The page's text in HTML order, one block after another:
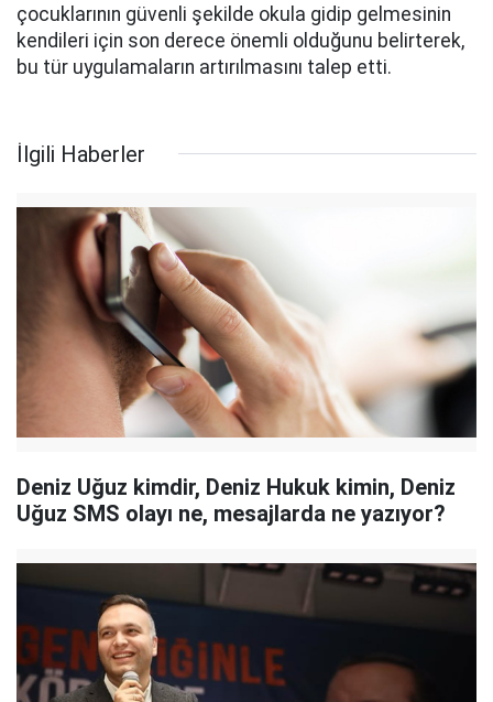
çocuklarının güvenli şekilde okula gidip gelmesinin
kendileri için son derece önemli olduğunu belirterek,
bu tür uygulamaların artırılmasını talep etti.
İlgili Haberler
Deniz Uğuz kimdir, Deniz Hukuk kimin, Deniz
Uğuz SMS olayı ne, mesajlarda ne yazıyor?